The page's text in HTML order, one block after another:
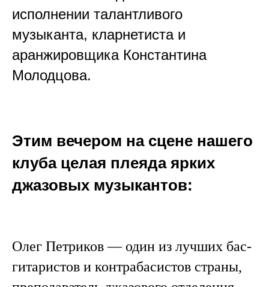
исполнении талантливого
музыканта, кларнетиста и
аранжировщика Константина
Молодцова.
Этим вечером на сцене нашего
клуба целая плеяда ярких
джазовых музыкантов:
Олег Петриков — один из лучших бас-
гитаристов и контрабасистов страны,